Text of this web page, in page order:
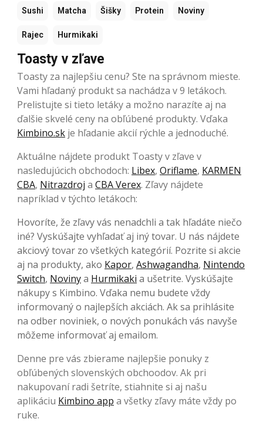
Sushi Matcha Šišky Protein Noviny
Rajec Hurmikaki
Toasty v zľave
Toasty za najlepšiu cenu? Ste na správnom mieste.
Vami hľadaný produkt sa nachádza v 9 letákoch.
Prelistujte si tieto letáky a možno narazíte aj na
ďalšie skvelé ceny na obľúbené produkty. Vďaka
Kimbino.sk je hľadanie akcií rýchle a jednoduché.
Aktuálne nájdete produkt Toasty v zľave v
nasledujúcich obchodoch: Libex, Oriflame, KARMEN
CBA, Nitrazdroj a CBA Verex. Zľavy nájdete
napríklad v týchto letákoch:
Hovoríte, že zľavy vás nenadchli a tak hľadáte niečo
iné? Vyskúšajte vyhľadať aj iný tovar. U nás nájdete
akciový tovar zo všetkých kategórií. Pozrite si akcie
aj na produkty, ako Kapor, Ashwagandha, Nintendo
Switch, Novinya Hurmikaki a ušetrite. Vyskúšajte
nákupy s Kimbino. Vďaka nemu budete vždy
informovaný o najlepších akciách. Ak sa prihlásite
na odber noviniek, o nových ponukách vás navyše
môžeme informovať aj emailom.
Denne pre vás zbierame najlepšie ponuky z
obľúbených slovenských obchoodov. Ak pri
nakupovaní radi šetríte, stiahnite si aj našu
aplikáciu Kimbino app a všetky zľavy máte vždy po
ruke.